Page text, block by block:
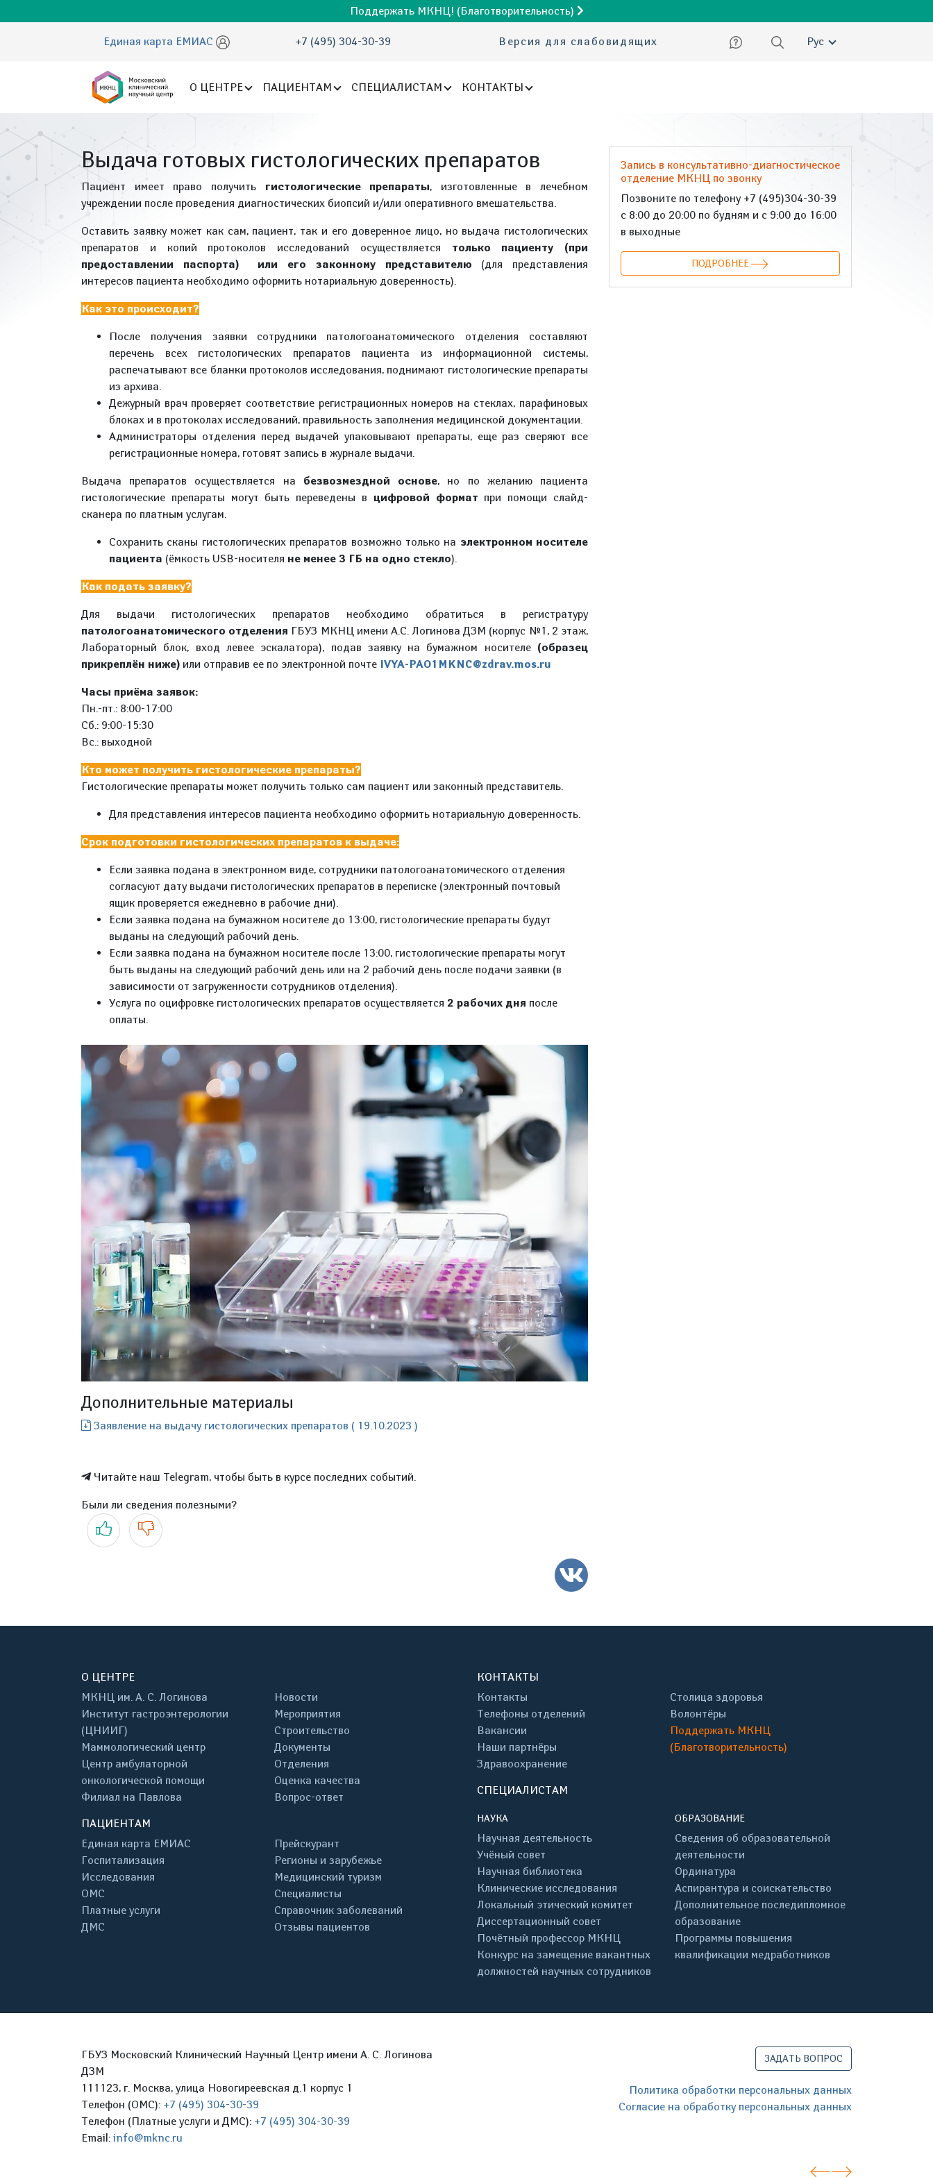
Поддержать МКНЦ! (Благотворительность)
Единая карта ЕМИАС +7 (495) 304-30-39 Версия для слабовидящих Русский
О ЦЕНТРЕ ПАЦИЕНТАМ СПЕЦИАЛИСТАМ КОНТАКТЫ
Выдача готовых гистологических препаратов
Пациент имеет право получить гистологические препараты, изготовленные в лечебном
учреждении после проведения диагностических биопсий и/или оперативного вмешательства.
Оставить заявку может как сам, пациент, так и его доверенное лицо, но выдача гистологических
препаратов и копий протоколов исследований осуществляется только пациенту (при
предоставлении паспорта) или его законному представителю (для представления
интересов пациента необходимо оформить нотариальную доверенность).
Как это происходит?
После получения заявки сотрудники патологоанатомического отделения составляют
перечень всех гистологических препаратов пациента из информационной системы,
распечатывают все бланки протоколов исследования, поднимают гистологические препараты
из архива.
Дежурный врач проверяет соответствие регистрационных номеров на стеклах, парафиновых
блоках и в протоколах исследований, правильность заполнения медицинской документации.
Администраторы отделения перед выдачей упаковывают препараты, еще раз сверяют все
регистрационные номера, готовят запись в журнале выдачи.
Выдача препаратов осуществляется на безвозмездной основе, но по желанию пациента
гистологические препараты могут быть переведены в цифровой формат при помощи слайд-
сканера по платным услугам.
Сохранить сканы гистологических препаратов возможно только на электронном носителе
пациента (ёмкость USB-носителя не менее 3 ГБ на одно стекло).
Как подать заявку?
Для выдачи гистологических препаратов необходимо обратиться в регистратуру
патологоанатомического отделения ГБУЗ МКНЦ имени А.С. Логинова ДЗМ (корпус №1, 2 этаж,
Лабораторный блок, вход левее эскалатора), подав заявку на бумажном носителе (образец
прикреплён ниже) или отправив ее по электронной почте IVYA-PAO1MKNC@zdrav.mos.ru
Часы приёма заявок:
Пн.-пт.: 8:00-17:00
Сб.: 9:00-15:30
Вс.: выходной
Кто может получить гистологические препараты?
Гистологические препараты может получить только сам пациент или законный представитель.
Для представления интересов пациента необходимо оформить нотариальную доверенность.
Срок подготовки гистологических препаратов к выдаче:
Если заявка подана в электронном виде, сотрудники патологоанатомического отделения
согласуют дату выдачи гистологических препаратов в переписке (электронный почтовый
ящик проверяется ежедневно в рабочие дни).
Если заявка подана на бумажном носителе до 13:00, гистологические препараты будут
выданы на следующий рабочий день.
Если заявка подана на бумажном носителе после 13:00, гистологические препараты могут
быть выданы на следующий рабочий день или на 2 рабочий день после подачи заявки (в
зависимости от загруженности сотрудников отделения).
Услуга по оцифровке гистологических препаратов осуществляется 2 рабочих дня после
оплаты.
Дополнительные материалы
Заявление на выдачу гистологических препаратов ( 19.10.2023 )
Читайте наш Telegram, чтобы быть в курсе последних событий.
Были ли сведения полезными?
Да
ВКонтакте
Запись в консультативно-диагностическое
отделение МКНЦ по звонку
Позвоните по телефону +7 (495)304-30-39
с 8:00 до 20:00 по будням и с 9:00 до 16:00
в выходные
ПОДРОБНЕЕ
О ЦЕНТРЕ
МКНЦ им. А. С. Логинова
Институт гастроэнтерологии
(ЦНИИГ)
Маммологический центр
Центр амбулаторной
онкологической помощи
Филиал на Павлова
Новости
Мероприятия
Строительство
Документы
Отделения
Оценка качества
Вопрос-ответ
ПАЦИЕНТАМ
Единая карта ЕМИАС
Госпитализация
Исследования
ОМС
Платные услуги
ДМС
Прейскурант
Регионы и зарубежье
Медицинский туризм
Специалисты
Справочник заболеваний
Отзывы пациентов
КОНТАКТЫ
Контакты
Телефоны отделений
Вакансии
Наши партнёры
Здравоохранение
Столица здоровья
Волонтёры
Поддержать МКНЦ
(Благотворительность)
СПЕЦИАЛИСТАМ
НАУКА
Научная деятельность
Учёный совет
Научная библиотека
Клинические исследования
Локальный этический комитет
Диссертационный совет
Почётный профессор МКНЦ
Конкурс на замещение вакантных
должностей научных сотрудников
ОБРАЗОВАНИЕ
Сведения об образовательной
деятельности
Ординатура
Аспирантура и соискательство
Дополнительное последипломное
образование
Программы повышения
квалификации медработников
ГБУЗ Московский Клинический Научный Центр имени А. С. Логинова
ДЗМ
111123, г. Москва, улица Новогиреевская д.1 корпус 1
Телефон (ОМС): +7 (495) 304-30-39
Телефон (Платные услуги и ДМС): +7 (495) 304-30-39
Email: info@mknc.ru
ЗАДАТЬ ВОПРОС
Политика обработки персональных данных
Согласие на обработку персональных данных